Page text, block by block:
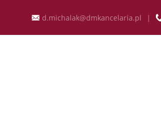
d.michalak@dmkancelaria.pl |